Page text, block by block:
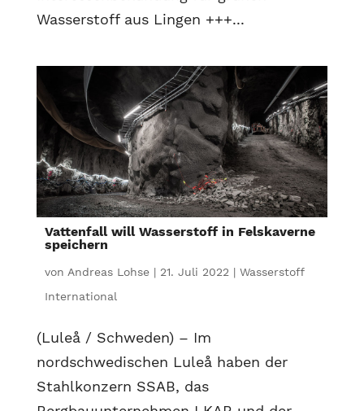
Wasserstoff aus Lingen +++...
Vattenfall will Wasserstoff in Felskaverne
speichern
von Andreas Lohse| 21. Juli 2022 | Wasserstoff
International
(Luleå / Schweden) – Im
nordschwedischen Luleå haben der
Stahlkonzern SSAB, das